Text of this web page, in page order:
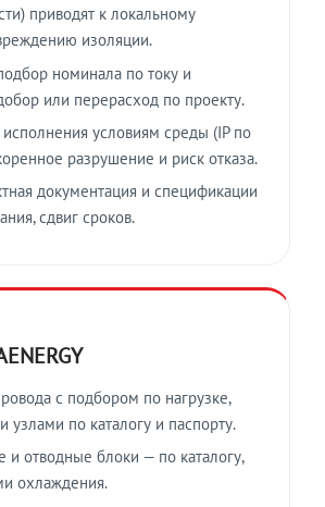
приводят к локальному
изоляции.
номинала по току и
или перерасход по проекту.
исполнения условиям среды (IP по
разрушение и риск отказа.
документация и спецификации
сдвиг сроков.
с подбором по нагрузке,
узлами по каталогу и паспорту.
и отводные блоки — по каталогу,
охлаждения.